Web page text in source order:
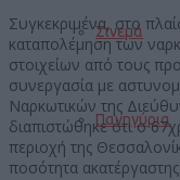
Σινεμά
Πανηγύρια
Συγκεκριμένα, στο
καταπολέμηση των
στοιχείων από τους
συνεργασία με
Ναρκωτικών της
διαπιστώθηκε ότι ο
περιοχή της
ποσότητα